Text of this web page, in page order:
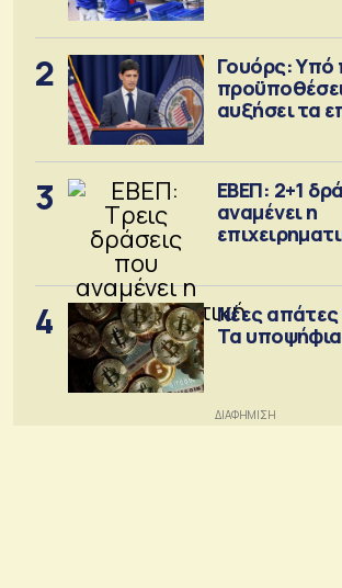
2
Γουόρς: Υπό
αυξήσει τα
3
ΕΒΕΠ: 2+1
αναμένει η
4
Νέες
Τα